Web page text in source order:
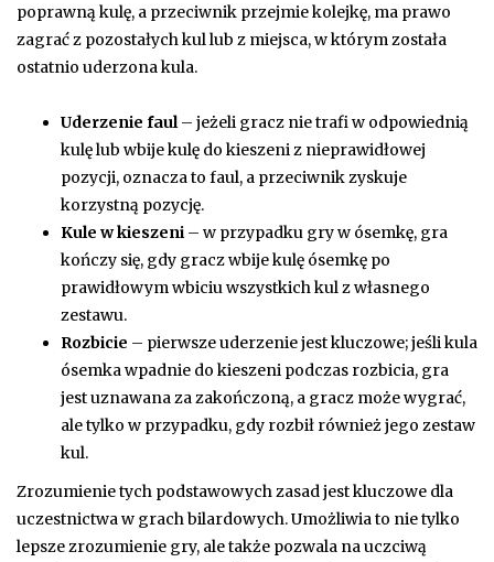
poprawną kulę, a przeciwnik przejmie kolejkę, ma prawo
zagrać z pozostałych kul lub z miejsca, w którym została
ostatnio uderzona kula.
Uderzenie faul– jeżeli gracz nie trafi w odpowiednią
kulę lub wbije kulę do kieszeni z nieprawidłowej
pozycji, oznacza to faul, a przeciwnik zyskuje
korzystną pozycję.
Kule w kieszeni – w przypadku gry w ósemkę, gra
kończy się, gdy gracz wbije kulę ósemkę po
prawidłowym wbiciu wszystkich kul z własnego
zestawu.
Rozbicie – pierwsze uderzenie jest kluczowe; jeśli kula
ósemka wpadnie do kieszeni podczas rozbicia, gra
jest uznawana za zakończoną, a gracz może wygrać,
ale tylko w przypadku, gdy rozbił również jego zestaw
kul.
Zrozumienie tych podstawowych zasad jest kluczowe dla
uczestnictwa w grach bilardowych. Umożliwia to nie tylko
lepsze zrozumienie gry, ale także pozwala na uczciwą